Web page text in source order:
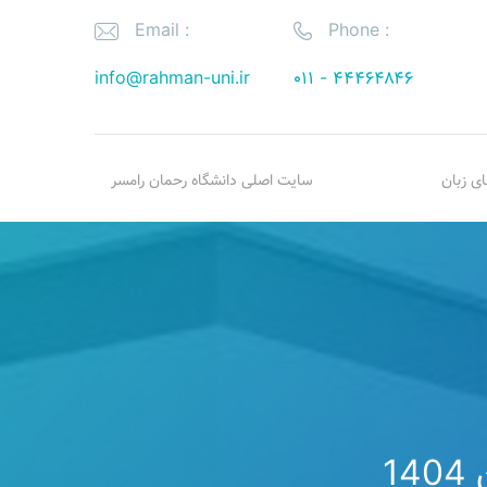
Phone :
۰۱۱ - ۴۴۴۶۴۸۴۶
Email :
info@rahman-uni.ir
زبان سایت اصلی دانشگاه رحمان رامسر